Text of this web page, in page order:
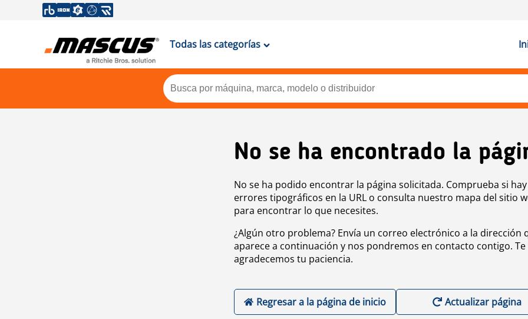
Todas las categorías
No se ha encontrado la
No se ha podido encontrar la página solicitada. Comprueba si hay
errores tipográficos en la URL o consulta nuestro mapa del sitio
para encontrar lo que necesites.
¿Algún otro problema? Envía un correo electrónico a la dirección
aparece a continuación y nos pondremos en contacto contigo. Te
agradecemos tu paciencia.
Regresar a la página de inicio Actualizar página